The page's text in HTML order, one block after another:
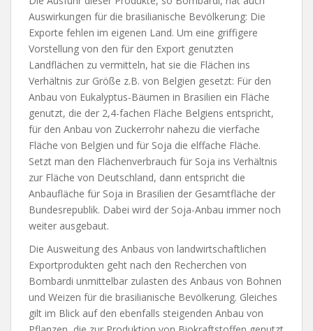
Auswirkungen für die brasilianische Bevölkerung: Die
Exporte fehlen im eigenen Land. Um eine griffigere
Vorstellung von den für den Export genutzten
Landflächen zu vermitteln, hat sie die Flächen ins
Verhältnis zur Größe z.B. von Belgien gesetzt: Für den
Anbau von Eukalyptus-Bäumen in Brasilien ein Fläche
genutzt, die der 2,4-fachen Fläche Belgiens entspricht,
für den Anbau von Zuckerrohr nahezu die vierfache
Fläche von Belgien und für Soja die elffache Fläche.
Setzt man den Flächenverbrauch für Soja ins Verhältnis
zur Fläche von Deutschland, dann entspricht die
Anbaufläche für Soja in Brasilien der Gesamtfläche der
Bundesrepublik. Dabei wird der Soja-Anbau immer noch
weiter ausgebaut.
Die Ausweitung des Anbaus von landwirtschaftlichen
Exportprodukten geht nach den Recherchen von
Bombardi unmittelbar zulasten des Anbaus von Bohnen
und Weizen für die brasilianische Bevölkerung. Gleiches
gilt im Blick auf den ebenfalls steigenden Anbau von